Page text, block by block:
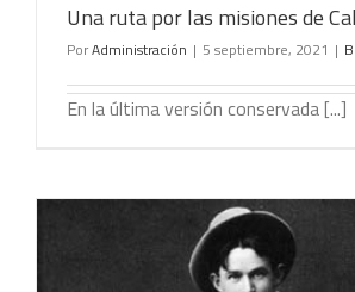
Una ruta por las misiones de
PorAdministración | 5 septiembre, 2021 |
En la última versión conservada [...]